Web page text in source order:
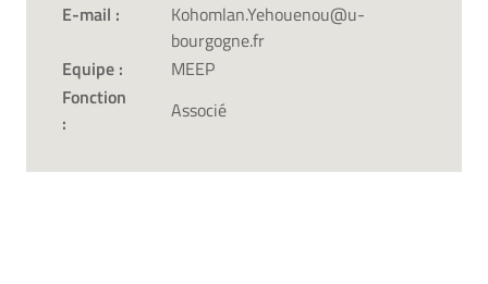
E-mail :
Kohomlan.Yehouenou@u-
bourgogne.fr
Equipe :
MEEP
Fonction
:
Associé